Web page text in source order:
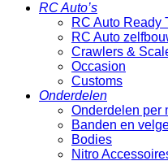
RC Auto’s
RC Auto Ready
RC Auto
Crawlers &
Occasion
Customs
Onderdelen
Onderdelen per
Banden en
Bodies
Nitro